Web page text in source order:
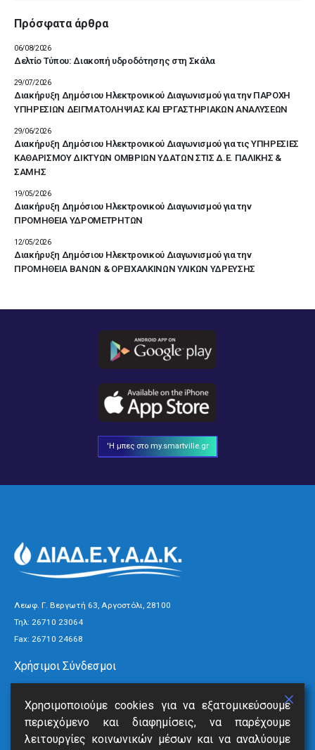
Πρόσφατα άρθρα
Δελτίο Τύπου: Διακοπή υδροδότησης στη Σκάλα
06/08/2026
Διακήρυξη Δημόσιου Ηλεκτρονικού Διαγωνισμού για την ΠΑΡΟΧΗ
ΥΠΗΡΕΣΙΩΝ ΔΕΙΓΜΑΤΟΛΗΨΙΑΣ ΚΑΙ ΕΡΓΑΣΤΗΡΙΑΚΩΝ ΑΝΑΛΥΣΕΩΝ
29/07/2026
Διακήρυξη Δημόσιου Ηλεκτρονικού Διαγωνισμού για τις ΥΠΗΡΕΣΙΕΣ
ΚΑΘΑΡΙΣΜΟΥ ΔΙΚΤΥΩΝ ΟΜΒΡΙΩΝ ΥΔΑΤΩΝ ΣΤΙΣ Δ.Ε. ΠΑΛΙΚΗΣ &
ΣΑΜΗΣ
29/06/2026
Διακήρυξη Δημόσιου Ηλεκτρονικού Διαγωνισμού για την
ΠΡΟΜΗΘΕΙΑ ΥΔΡΟΜΕΤΡΗΤΩΝ
19/05/2026
Διακήρυξη Δημόσιου Ηλεκτρονικού Διαγωνισμού για την
ΠΡΟΜΗΘΕΙΑ ΒΑΝΩΝ & ΟΡΕΙΧΑΛΚΙΝΩΝ ΥΛΙΚΩΝ ΥΔΡΕΥΣΗΣ
12/05/2026
'Η μπες στο my.smartville.gr
Λεωφ. Γ. Βεργωτή 63, Αργοστόλι, 28100
Τηλ: 26710 23064
Fax: 26710 24668
Χρήσιμοι Σύνδεσμοι
Ανακοινώσεις
Νέα
Επικοινωνία
Χρησιμοποιούμε cookies για να εξατομικεύσουμε
περιεχόμενο και διαφημίσεις, να παρέχουμε
λειτουργίες κοινωνικών μέσων και να αναλύουμε